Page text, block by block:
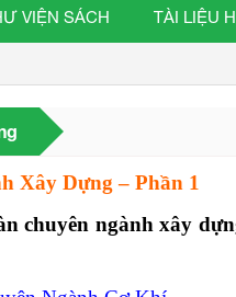
VIỆN SÁCH TÀI LIỆU
Xây Dựng – Phần 1
chuyên ngành xây